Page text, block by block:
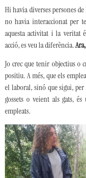
Hi havia diverses persones
no havia interaccionat per
aquesta activitat i la veritat
acció, es veu la diferència.
Jo crec que tenir objectius o
positiu. A més, que els
el laboral, sinó que sigui,
gossets o veient als gats,
empleats.